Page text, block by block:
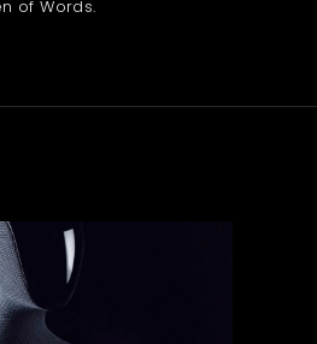
of Words.